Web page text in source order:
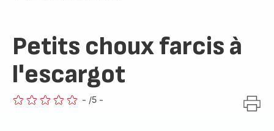
Petits choux farcis à
l'escargot
- /5 -